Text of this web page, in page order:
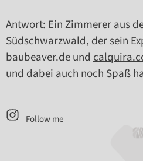
Antwort: Ein Zimmerer aus
Südschwarzwald, der sein
baubeaver.de und
und dabei auch noch Spaß
Follow me